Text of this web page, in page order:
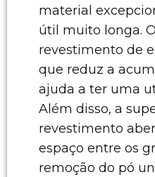
material
útil muito longa.
revestimento de
que reduz a
ajuda a ter uma
Além disso, a
revestimento
espaço entre os
remoção do pó